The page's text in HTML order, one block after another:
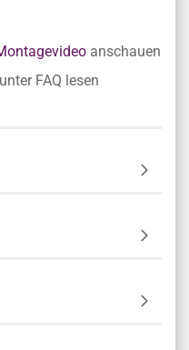
anschauen
FAQ lesen